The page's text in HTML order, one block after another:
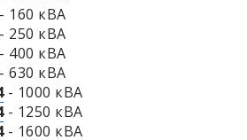
160 кВА
250 кВА
400 кВА
630 кВА
- 1000 кВА
- 1250 кВА
- 1600 кВА